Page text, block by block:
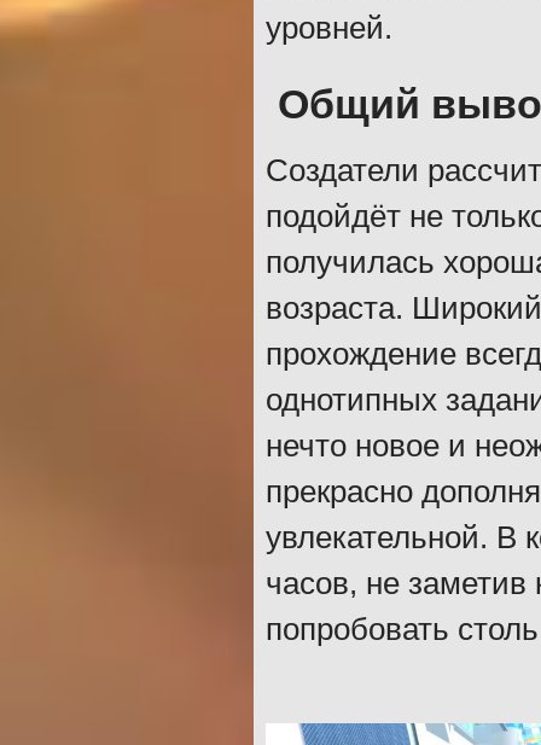
уровней.
Общий
Создатели
подойдёт не
получилась
возраста.
прохождение
однотипных
нечто новое и
прекрасно
увлекательной. В
часов, не
попробовать